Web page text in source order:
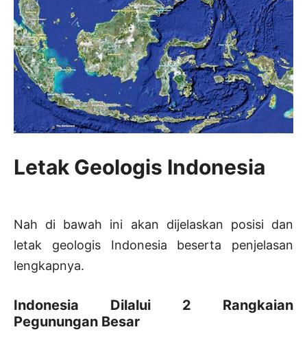
Letak Geologis Indonesia
Nah di bawah ini akan dijelaskan posisi dan
letak geologis Indonesia beserta penjelasan
lengkapnya.
Indonesia Dilalui 2 Rangkaian
Pegunungan Besar